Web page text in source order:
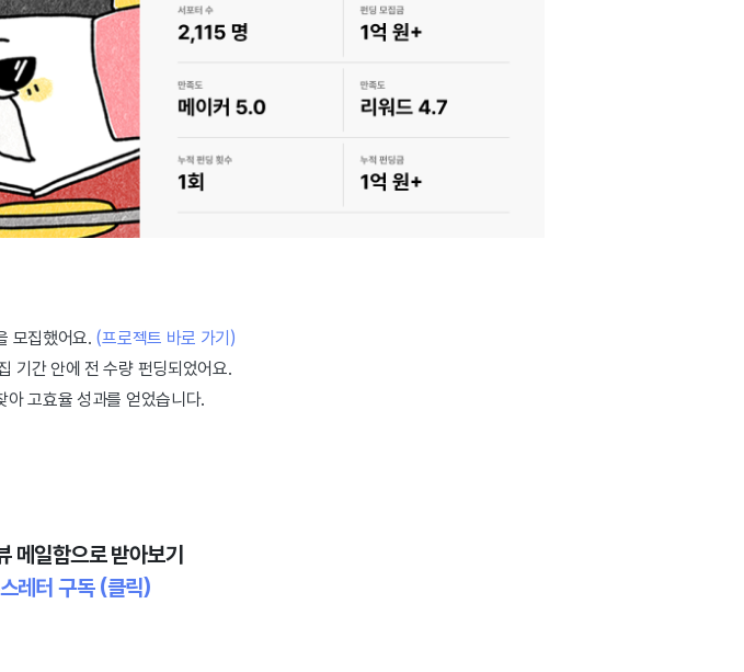
모집했어요. (프로젝트 바로 가기)
기간 안에 전 수량 펀딩되었어요.
고효율 성과를 얻었습니다.
메일함으로 받아보기
레터 구독 (클릭)